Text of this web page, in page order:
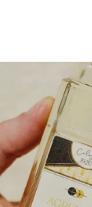
LIVRES